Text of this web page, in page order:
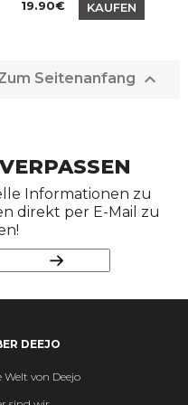
19.90€ KAUFEN
Seitenanfang 
Informationen zu
direkt per E-Mail zu
DEEJO
Welt von Deejo